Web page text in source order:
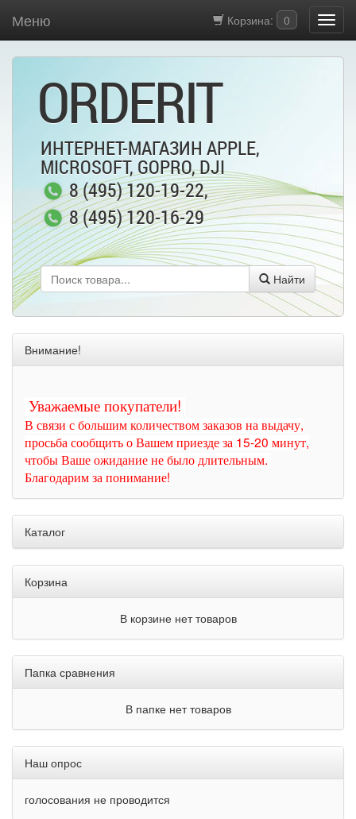
Корзина: 0
Меню
ORDERIT
ИНТЕРНЕТ-МАГАЗИН APPLE,
MICROSOFT, GOPRO, DJI
8 (495) 120-19-22,
8 (495) 120-16-29
Найти
Внимание!
Уважаемые покупатели!
В связи с большим количеством заказов на выдачу,
просьба сообщить о Вашем приезде за 15-20 минут,
чтобы Ваше ожидание не было длительным.
Благодарим за понимание!
Каталог
Корзина
В корзине нет товаров
Папка сравнения
В папке нет товаров
Наш опрос
голосования не проводится